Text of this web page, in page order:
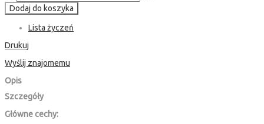
Dodaj do koszyka
Lista życzeń
Drukuj
Wyślij znajomemu
Opis
Szczegóły
Główne cechy: